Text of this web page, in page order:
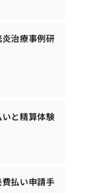
治療事例研
と精算体験
払い申請手